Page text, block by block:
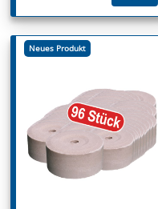
Neues Produkt